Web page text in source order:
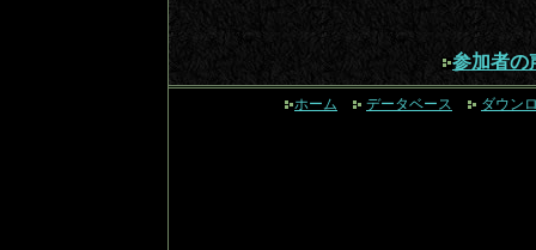
参加者の
ホーム データベース ダウン